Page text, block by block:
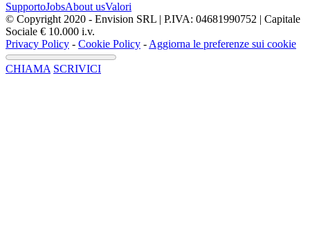
SupportoJobsAbout usValori
© Copyright 2020 - Envision SRL | P.IVA: 04681990752 | Capitale
Sociale € 10.000 i.v.
Privacy Policy - Cookie Policy -Aggiorna le preferenze sui cookie
CHIAMA SCRIVICI